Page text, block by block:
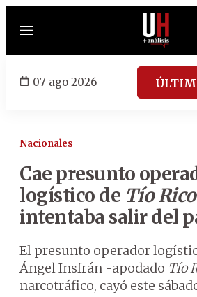
Menú
07 ago 2026
Nacionales
Cae presunto
logístico de Tío Rico
intentaba salir del
El presunto operador
Ángel Insfrán -apodado Tío
narcotráfico, cayó este